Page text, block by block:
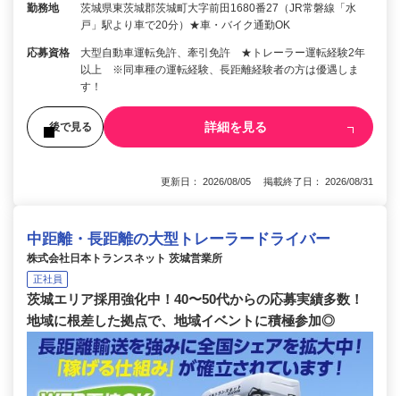
勤務地
茨城県東茨城郡茨城町大字前田1680番27（JR常磐線「水
戸」駅より車で20分）★車・バイク通勤OK
応募資格
大型自動車運転免許、牽引免許 ★トレーラー運転経験2年
以上 ※同車種の運転経験、長距離経験者の方は優遇しま
す！
後で見る 詳細を見る
更新日： 2026/08/05 掲載終了日： 2026/08/31
中距離・長距離の大型トレーラードライバー
株式会社日本トランスネット 茨城営業所
正社員
茨城エリア採用強化中！40〜50代からの応募実績多数！
地域に根差した拠点で、地域イベントに積極参加◎